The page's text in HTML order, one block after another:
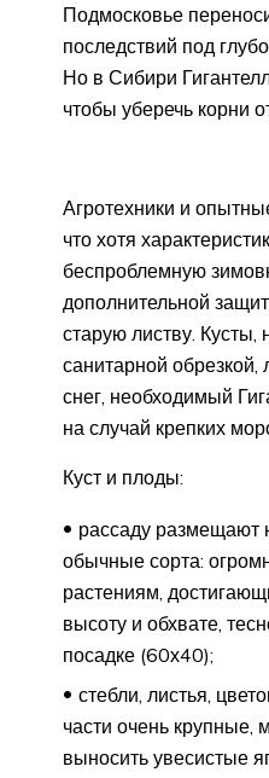
Подмосковье
последствий под
Но в Сибири
чтобы уберечь корни
Агротехники и
что хотя
беспроблемную
дополнительной
старую листву.
санитарной
снег, необходимый
на случай крепких
Куст и плоды:
рассаду размещают
обычные сорта:
растениям,
высоту и обхвате,
посадке (60х40);
стебли, листья,
части очень
выносить увесистые